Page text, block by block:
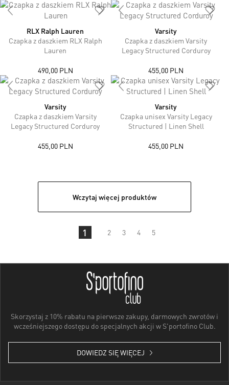
RLX Ralph Lauren
Czapka z daszkiem RLX Ralph
Lauren
490,00 PLN
Varsity
Czapka z daszkiem Varsity
Legacy Structured Corduroy
455,00 PLN
Varsity
Czapka z daszkiem Varsity
Legacy Structured Corduroy
455,00 PLN
Varsity
Czapka unisex Varsity Legacy
Structured | Linen Shell
455,00 PLN
Wczytaj więcej produktów
1 2 3 4 5
Skorzystaj z 10% rabatu na pierwsze zakupy, darmowych zwrotów i
wcześniejszego dostępu do specjalnych akcji w S'portofino Club.
DOWIEDZ SIĘ WIĘCEJ